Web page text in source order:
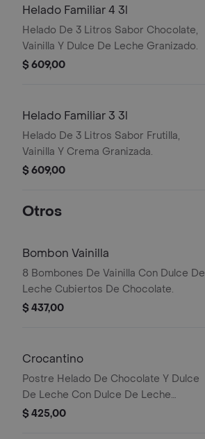
Helado Familiar 4 3l
Helado De 3 Litros Sabor Chocolate,
Vainilla Y Dulce De Leche Granizado.
$ 609,00
Helado Familiar 3 3l
Helado De 3 Litros Sabor Frutilla,
Vainilla Y Crema Granizada.
$ 609,00
Otros
Bombon Vainilla
8 Bombones De Vainilla Con Dulce De
Leche Cubiertos De Chocolate.
$ 437,00
Crocantino
Postre Helado De Chocolate Y Dulce
De Leche Con Dulce De Leche
Repostero Y Cubierto De Chocolate
$ 425,00